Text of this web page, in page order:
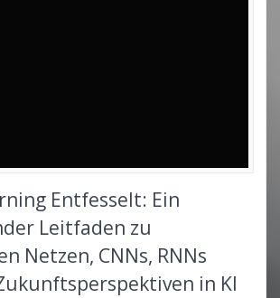
Entfesselt: Ein
Leitfaden zu
Netzen, CNNs, RNNs
in KI